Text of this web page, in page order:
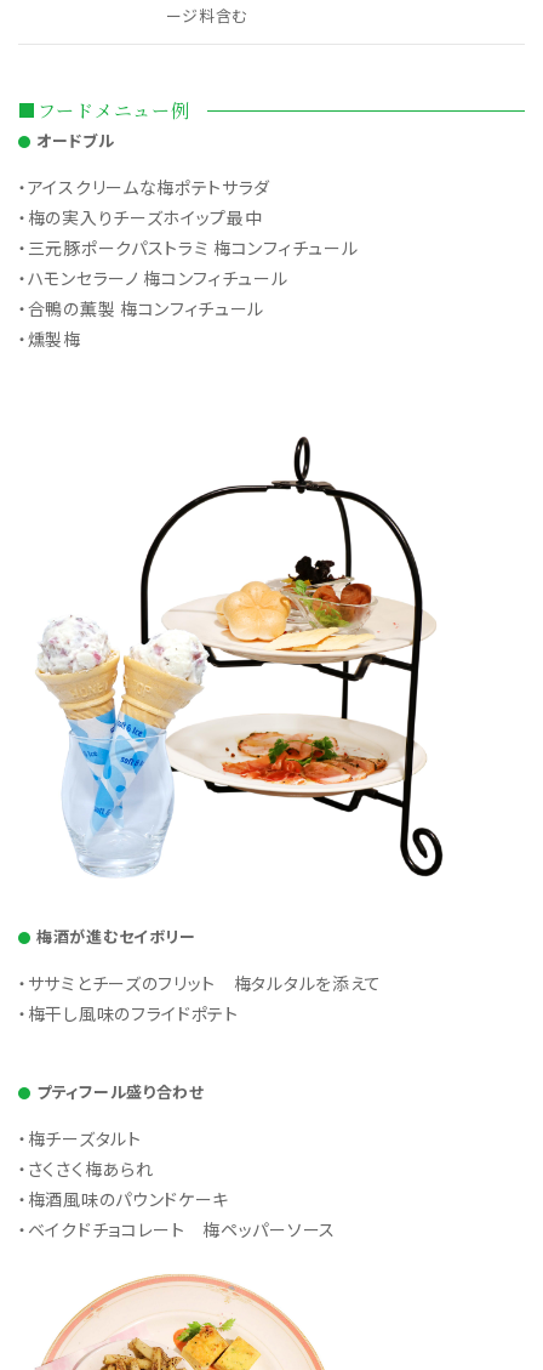
ージ料含む
■フードメニュー例
オードブル
・アイスクリームな梅ポテトサラダ
・梅の実入りチーズホイップ最中
・三元豚ポークパストラミ 梅コンフィチュール
・ハモンセラーノ 梅コンフィチュール
・合鴨の薫製 梅コンフィチュール
・燻製梅
梅酒が進むセイボリー
・ササミとチーズのフリット 梅タルタルを添えて
・梅干し風味のフライドポテト
プティフール盛り合わせ
・梅チーズタルト
・さくさく梅あられ
・梅酒風味のパウンドケーキ
・ベイクドチョコレート 梅ペッパーソース